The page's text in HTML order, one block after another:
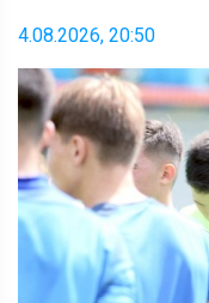
4.08.2026, 20:50